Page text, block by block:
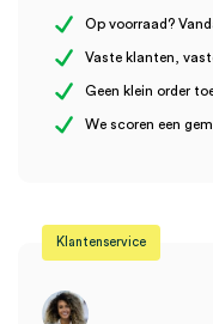
beoordelen
Op voorraad?
Vaste klanten,
Geen klein order
We scoren een
Klantenservice